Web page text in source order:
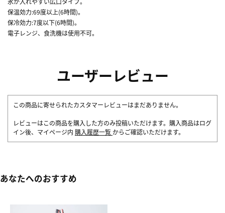
保温効力:69度以上(6時間)。
保冷効力:7度以下(6時間)。
電子レンジ、食洗機は使用不可。
ユーザーレビュー
この商品に寄せられたカスタマーレビューはまだありません。
レビューはこの商品を購入した方のみ投稿いただけます。購入商品はログ
イン後、マイページ内 購入履歴一覧 からご確認いただけます。
あなたへのおすすめ